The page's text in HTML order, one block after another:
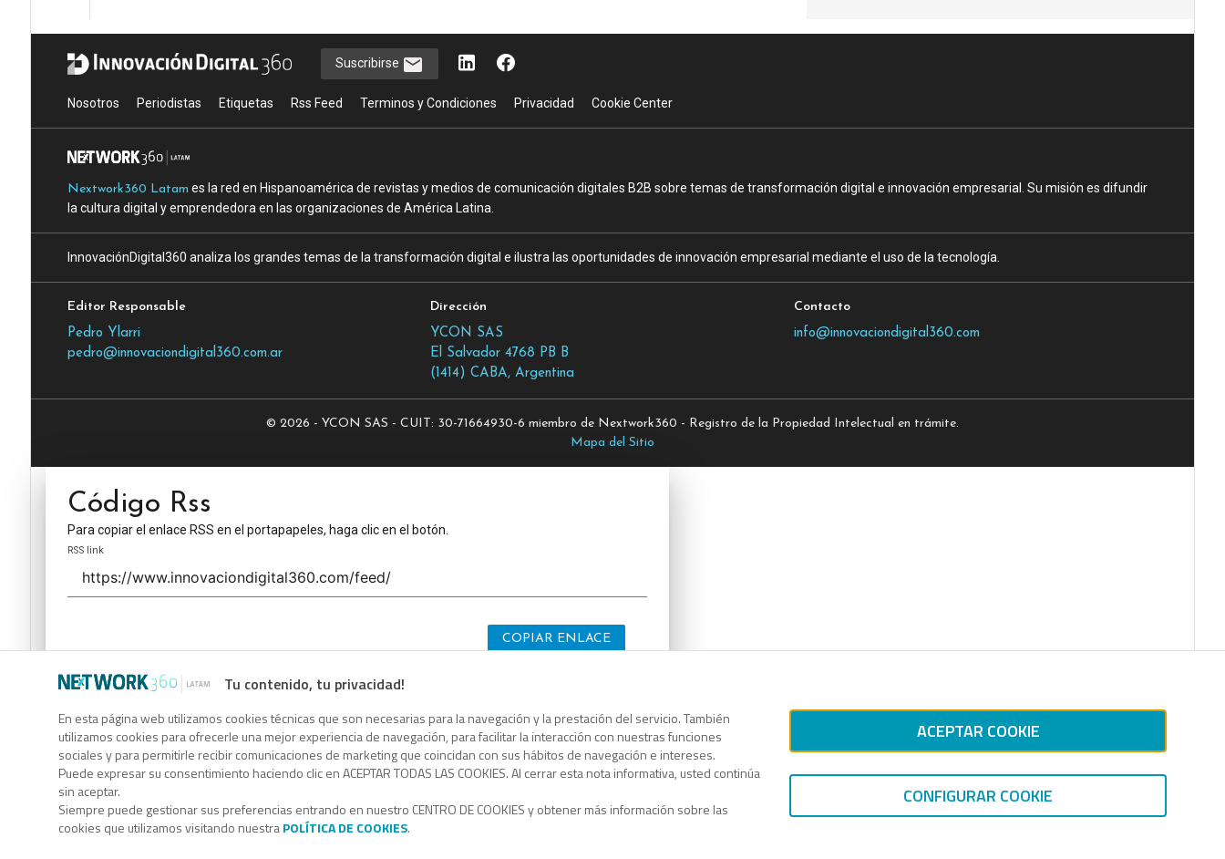
Tu contenido, tu privacidad!
En esta página web utilizamos cookies técnicas que son necesarias para la navegación y la prestación del servicio. También
utilizamos cookies para ofrecerle una mejor experiencia de navegación, para facilitar la interacción con nuestras funciones
sociales y para permitirle recibir comunicaciones de marketing que coincidan con sus hábitos de navegación e intereses.
Puede expresar su consentimiento haciendo clic en ACEPTAR TODAS LAS COOKIES. Al cerrar esta nota informativa, usted continúa
sin aceptar.
Siempre puede gestionar sus preferencias entrando en nuestro CENTRO DE COOKIES y obtener más información sobre las
cookies que utilizamos visitando nuestraPOLÍTICA DE COOKIES.
ACEPTAR COOKIE
CONFIGURAR COOKIE
Suscribirse
Nosotros Periodistas Etiquetas Rss Feed Terminos y Condiciones Privacidad Cookie Center
Nextwork360 Latam es la red en Hispanoamérica de revistas y medios de comunicación digitales B2B sobre temas de transformación digital e innovación empresarial. Su misión es difundir
la cultura digital y emprendedora en las organizaciones de América Latina.
InnovaciónDigital360 analiza los grandes temas de la transformación digital e ilustra las oportunidades de innovación empresarial mediante el uso de la tecnología.
Editor Responsable
Pedro Ylarri
pedro@innovaciondigital360.com.ar
Dirección
YCON SAS
El Salvador 4768 PB B
(1414) CABA, Argentina
Contacto
info@innovaciondigital360.com
© 2026 - YCON SAS - CUIT: 30-71664930-6 miembro de Nextwork360 - Registro de la Propiedad Intelectual en trámite.
Mapa del Sitio
Código Rss
Para copiar el enlace RSS en el portapapeles, haga clic en el botón.
RSS link
COPIAR ENLACE
Código Rss
Para copiar el enlace RSS en el portapapeles, haga clic en el botón.